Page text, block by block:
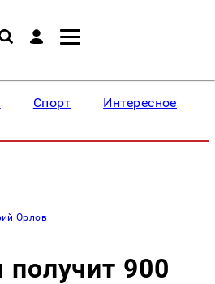
Спорт Интересное
Орлов
900